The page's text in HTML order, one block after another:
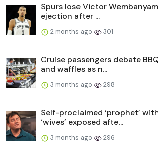
Spurs lose Victor
ejection after ...
2 months ago 301
Cruise passengers debate
and waffles as n...
3 months ago 298
Self-proclaimed ‘prophet’
‘wives’ exposed afte...
3 months ago 296